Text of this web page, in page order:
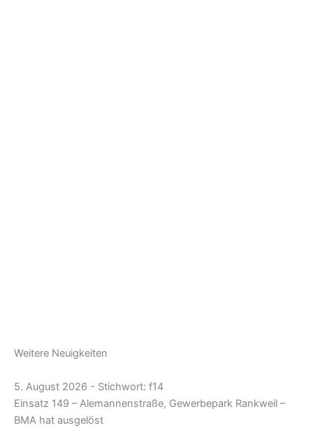
Weitere Neuigkeiten
5. August 2026 - Stichwort: f14
Einsatz 149 – Alemannenstraße, Gewerbepark Rankweil –
BMA hat ausgelöst